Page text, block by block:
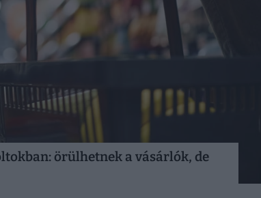
örülhetnek a vásárlók, de